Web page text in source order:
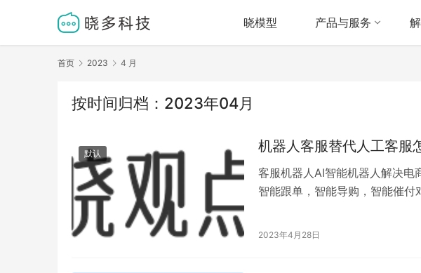
晓模型 产品与服务
首页 2023 4 月
按时间归档：2023年04月
默认 机器人客服替代人工客服
客服机器人AI智能机器人解决电
智能跟单，智能导购，智能催付
2023年4月28日